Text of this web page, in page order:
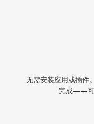
无需安装应用或插件
完成——可